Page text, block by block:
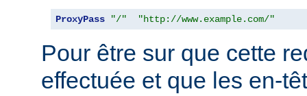
ProxyPass "/" "http://www.example.com/"
Pour être sur que cette
effectuée et que les en-